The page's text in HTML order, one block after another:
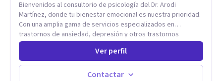
Bienvenidos al consultorio de psicología del Dr. Arodi
Martínez, donde tu bienestar emocional es nuestra prioridad.
Con una amplia gama de servicios especializados en
trastornos de ansiedad, depresión y otros trastornos
emocionales, estamos dedicados a ofrecerte el mejor
tratamiento para mejorar tu salud mental. En nuestro
consultorio, ofrecemos una variedad de terapias y
tratamientos diseñados para satisfacer tus necesidades
Ver perfil
Contactar